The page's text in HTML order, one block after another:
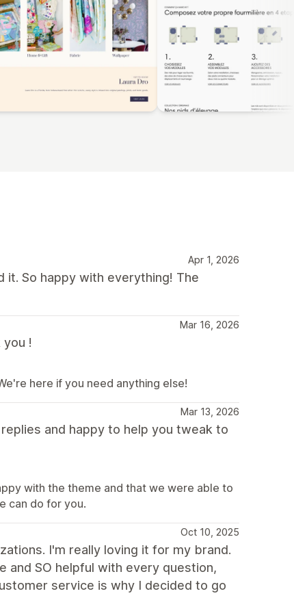
Apr 1, 2026
So happy with everything! The
Mar 16, 2026
!
here if you need anything else!
Mar 13, 2026
and happy to help you tweak to
with the theme and that we were able to
can do for you.
Oct 10, 2025
I'm really loving it for my brand.
SO helpful with every question,
service is why I decided to go